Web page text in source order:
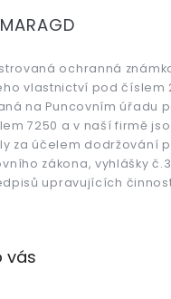
ochranná
vlastnictví pod číslem
na Puncovním úřadu
7250 a v naší firmě
za účelem dodržování
zákona, vyhlášky
upravujících
vás